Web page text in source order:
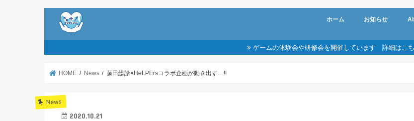
ホーム お知らせ
ス
セ
活
ゲームの体験会や研修会を開催しています 詳細はこ
HOME News 藤田総診×HeLPErsコラボ企画が動き出す…!!
News
2020.10.21